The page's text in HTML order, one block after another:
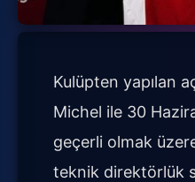
Kulüpten yapılan
Michel ile 30
geçerli olmak
teknik direktörlük